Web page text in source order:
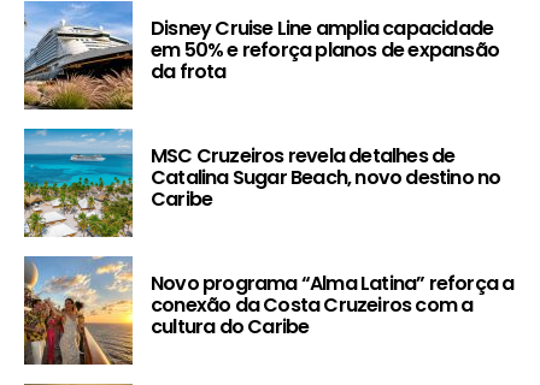
Disney Cruise Line amplia capacidade
em 50% e reforça planos de expansão
da frota
MSC Cruzeiros revela detalhes de
Catalina Sugar Beach, novo destino no
Caribe
Novo programa “Alma Latina” reforça a
conexão da Costa Cruzeiros com a
cultura do Caribe